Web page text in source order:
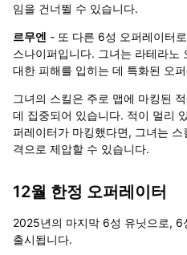
임을 건너뛸 수 있습니다.
르무엔 - 또 다른 6성 오퍼레이터
스나이퍼입니다. 그녀는 라테라노
대한 피해를 입히는 데 특화된 오
그녀의 스킬은 주로 맵에 마킹된
데 집중되어 있습니다. 적이 멀리
퍼레이터가 마킹했다면, 그녀는
격으로 제압할 수 있습니다.
12월 한정 오퍼레이터
2025년의 마지막 6성 유닛으로, 6
출시됩니다.